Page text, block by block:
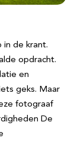
in de krant.
opdracht.
en
geks. Maar
fotograaf
De